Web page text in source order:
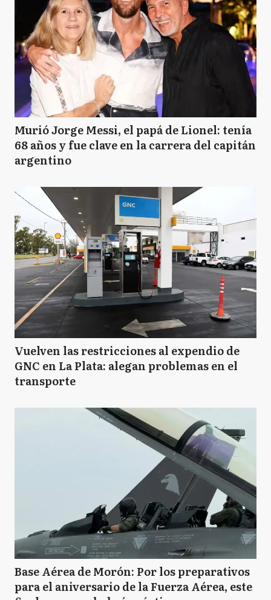
Murió Jorge Messi, el papá de Lionel: tenía
68 años y fue clave en la carrera del capitán
argentino
Vuelven las restricciones al expendio de
GNC en La Plata: alegan problemas en el
transporte
Base Aérea de Morón: Por los preparativos
para el aniversario de la Fuerza Aérea, este